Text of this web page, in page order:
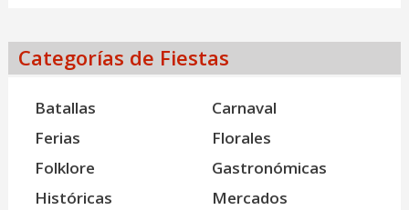
Categorías de Fiestas
Batallas
Carnaval
Ferias
Florales
Folklore
Gastronómicas
Históricas
Mercados